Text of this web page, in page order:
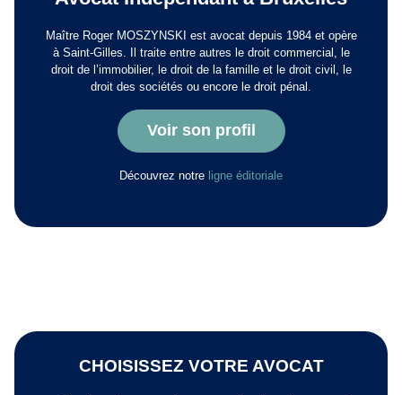
Maître Roger MOSZYNSKI est avocat depuis 1984 et opère
à Saint-Gilles. Il traite entre autres le droit commercial, le
droit de l’immobilier, le droit de la famille et le droit civil, le
droit des sociétés ou encore le droit pénal.
Voir son profil
Découvrez notre ligne éditoriale
CHOISISSEZ VOTRE AVOCAT